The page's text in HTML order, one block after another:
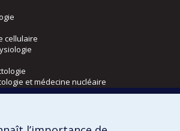
cellulaire
et médecine nucléaire